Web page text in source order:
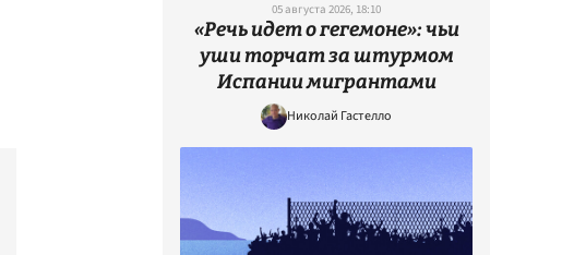
05 августа 2026, 18:10
«Речь идет о гегемоне»: чьи
уши торчат за штурмом
Испании мигрантами
Николай Гастелло